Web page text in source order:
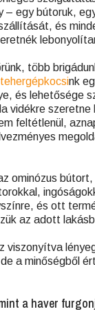
– egy bútoruk,
és
több
nk
és lehetősége
vidékre szeretne
feltétlenül,
ominózus
és ott
az adott
viszonyítva
a minőségből
a haver